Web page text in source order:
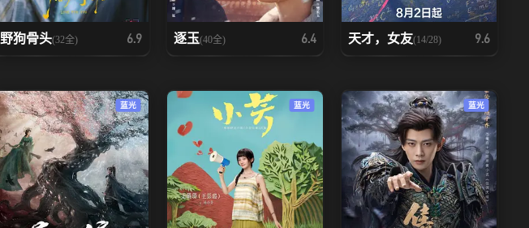
野狗骨头(32全) 6.9 逐玉(40全) 6.4 天才，女友(14/28) 9.6
蓝光 蓝光 蓝光